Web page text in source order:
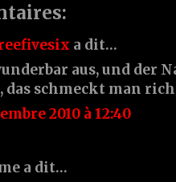
a dit…
aus, und der
das schmeckt man
2010 à 12:40
a dit…